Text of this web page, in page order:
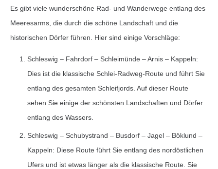
Es gibt viele wunderschöne Rad- und Wanderwege entlang des
Meeresarms, die durch die schöne Landschaft und die
historischen Dörfer führen. Hier sind einige Vorschläge:
Schleswig – Fahrdorf – Schleimünde – Arnis – Kappeln:
Dies ist die klassische Schlei-Radweg-Route und führt Sie
entlang des gesamten Schleifjords. Auf dieser Route
sehen Sie einige der schönsten Landschaften und Dörfer
entlang des Wassers.
Schleswig – Schubystrand – Busdorf – Jagel – Böklund –
Kappeln: Diese Route führt Sie entlang des nordöstlichen
Ufers und ist etwas länger als die klassische Route. Sie